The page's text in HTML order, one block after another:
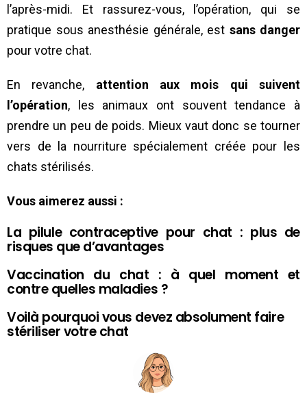
l’après-midi. Et rassurez-vous, l’opération, qui se
pratique sous anesthésie générale, est sans danger
pour votre chat.
En revanche, attention aux mois qui suivent
l’opération, les animaux ont souvent tendance à
prendre un peu de poids. Mieux vaut donc se tourner
vers de la nourriture spécialement créée pour les
chats stérilisés.
Vous aimerez aussi :
La pilule contraceptive pour chat : plus de
risques que d’avantages
Vaccination du chat : à quel moment et
contre quelles maladies ?
Voilà pourquoi vous devez absolument faire
stériliser votre chat